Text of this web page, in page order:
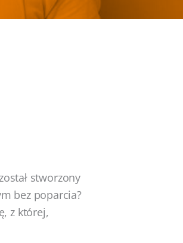
stworzony
bez poparcia?
z której,